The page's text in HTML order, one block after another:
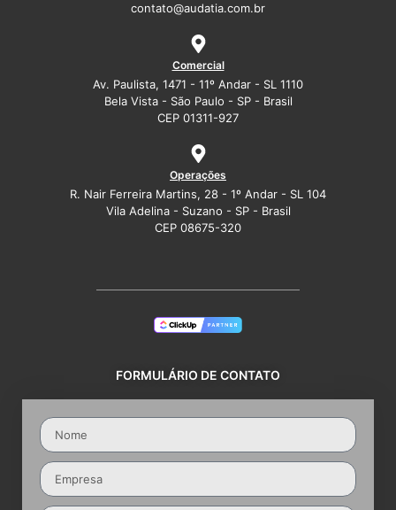
contato@audatia.com.br
Comercial
Av. Paulista, 1471 - 11º Andar - SL 1110
Bela Vista - São Paulo - SP - Brasil
CEP 01311-927
Operações
R. Nair Ferreira Martins, 28 - 1º Andar - SL 104
Vila Adelina - Suzano - SP - Brasil
CEP 08675-320
FORMULÁRIO DE CONTATO